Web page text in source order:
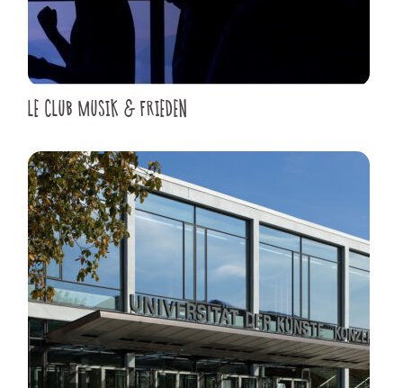
LE CLUB MUSIK & FRIEDEN